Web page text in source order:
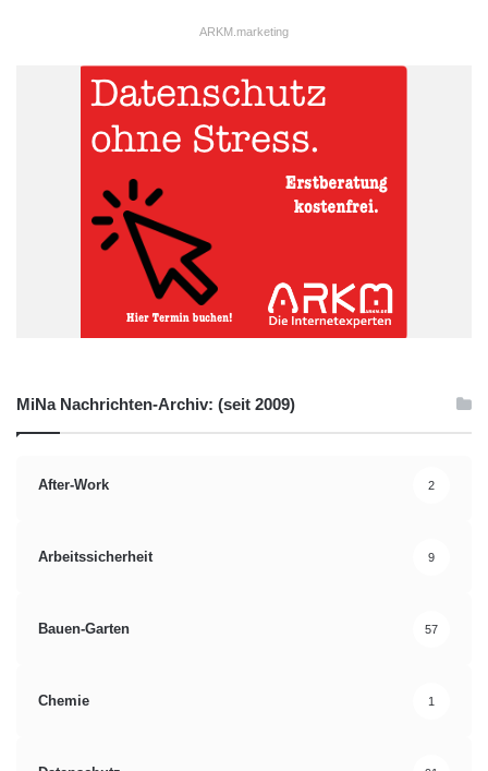
ARKM.marketing
MiNa Nachrichten-Archiv: (seit 2009)
After-Work 2
Arbeitssicherheit 9
Bauen-Garten 57
Chemie 1